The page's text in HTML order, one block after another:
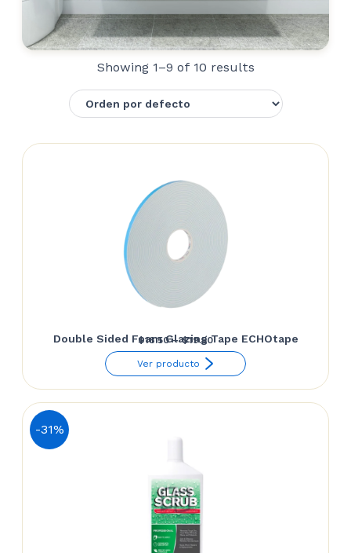
Showing 1–9 of 10 results
Double Sided Foam Glazing Tape ECHOtape
$18.50 – $19.50Price
range:
through
Ver producto
-31%